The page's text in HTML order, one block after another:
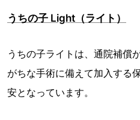
うちの子 Light（ライト）
うちの子ライトは、通院補償
がちな手術に備えて加入する
安となっています。